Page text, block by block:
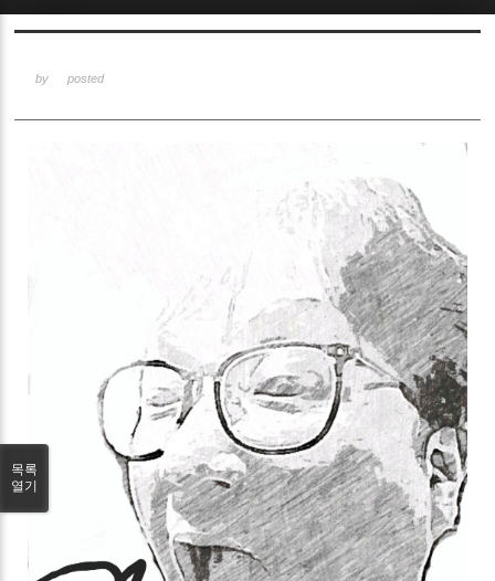
by posted
목록
열기
Sketchbook5, 스케치북5
Sketchbook5, 스케치북5